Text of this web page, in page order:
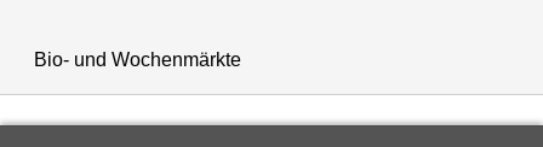
Bio- und Wochenmärkte